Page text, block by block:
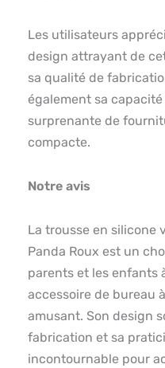
Les utilisateurs
design attrayant de
sa qualité de
également sa
surprenante de
compacte.
Notre avis
La trousse en silicone
Panda Roux est un
parents et les enfants
accessoire de bureau
amusant. Son design
fabrication et sa
incontournable pour